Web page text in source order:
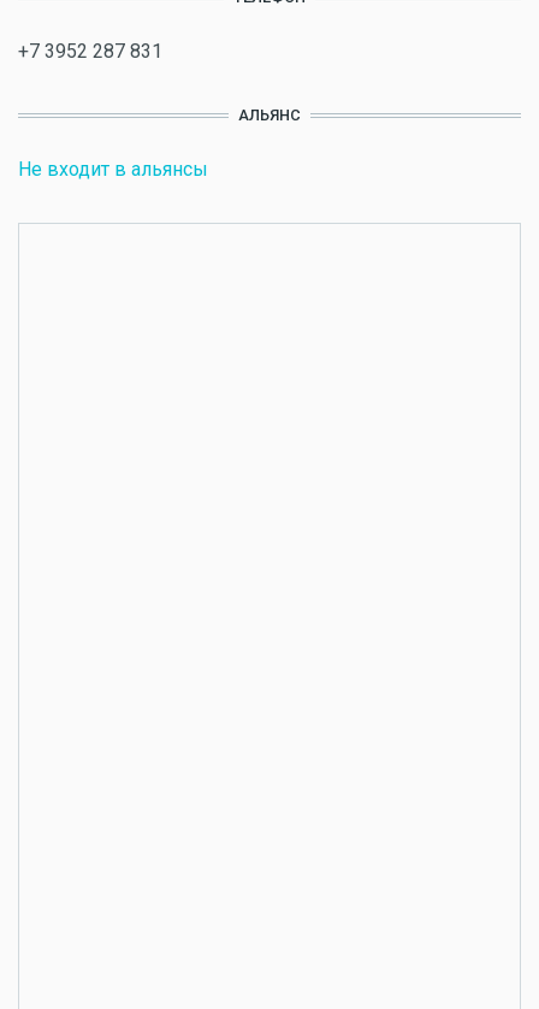
+7 3952 287 831
АЛЬЯНС
Не входит в альянсы